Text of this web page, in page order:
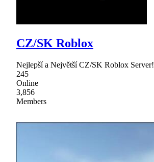
CZ/SK Roblox
Nejlepší a Největší CZ/SK Roblox Server!
245
Online
3,856
Members